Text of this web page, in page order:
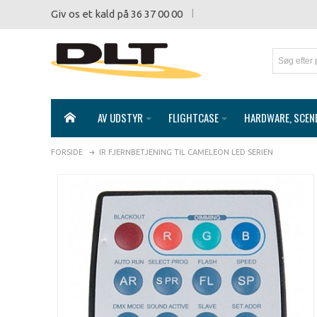
Giv os et kald på 36 37 00 00
AV UDSTYR FLIGHTCASE HARDWARE,
FORSIDE IR FJERNBETJENING TIL CAMELEON LED SERIEN